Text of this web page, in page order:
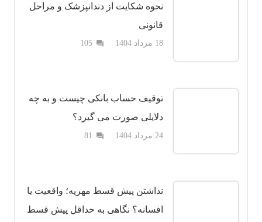
نحوه شکایت از دندانپزشک و مراحل
قانونی
18 مرداد 1404 question_answer
105دیدگاه
توقیف حساب بانکی چیست و به چه
دلایلی صورت می گیرد؟
24 مرداد 1404 question_answer
81دیدگاه
نداشتن پیش قسط مهریه؛ واقعیت یا
افسانه؟ نگاهی به حداقل پیش قسط